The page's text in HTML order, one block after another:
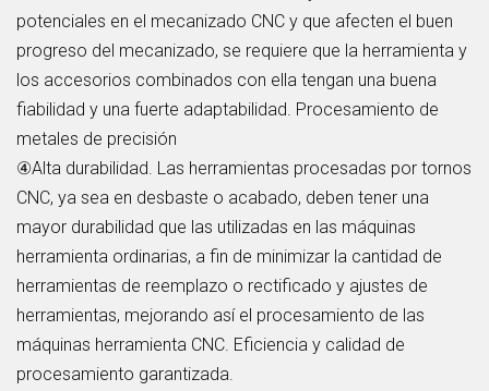
potenciales en el mecanizado CNC y que afecten el buen
progreso del mecanizado, se requiere que la herramienta y
los accesorios combinados con ella tengan una buena
fiabilidad y una fuerte adaptabilidad. Procesamiento de
metales de precisión
④Alta durabilidad. Las herramientas procesadas por tornos
CNC, ya sea en desbaste o acabado, deben tener una
mayor durabilidad que las utilizadas en las máquinas
herramienta ordinarias, a fin de minimizar la cantidad de
herramientas de reemplazo o rectificado y ajustes de
herramientas, mejorando así el procesamiento de las
máquinas herramienta CNC. Eficiencia y calidad de
procesamiento garantizada.